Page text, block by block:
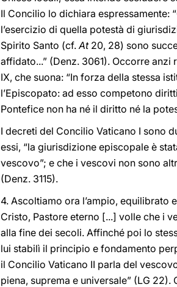
Il Concilio lo dichiara espressamente:
l’esercizio di quella potestà di
Spirito Santo (cf.At20, 28) sono
affidato...” (Denz. 3061). Occorre
IX, che suona: “In forza della stessa
l’Episcopato: ad esso competono
Pontefice non ha né il diritto né la
I decreti del Concilio Vaticano I sono
essi, “la giurisdizione episcopale è
vescovo”; e che i vescovi non sono
(Denz. 3115).
4. Ascoltiamo ora l’ampio, equilibrato
Cristo, Pastore eterno [...] volle che i
alla fine dei secoli. Affinché poi lo
lui stabilì il principio e fondamento
il Concilio Vaticano II parla del
piena, suprema e universale” (LG